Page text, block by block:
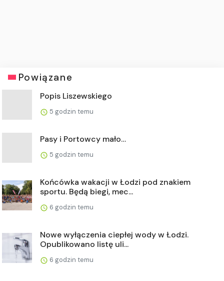
Powiązane
Popis Liszewskiego
5 godzin temu
Pasy i Portowcy mało…
5 godzin temu
Końcówka wakacji w Łodzi pod znakiem
sportu. Będą biegi, mec...
6 godzin temu
Nowe wyłączenia ciepłej wody w Łodzi.
Opublikowano listę uli...
6 godzin temu